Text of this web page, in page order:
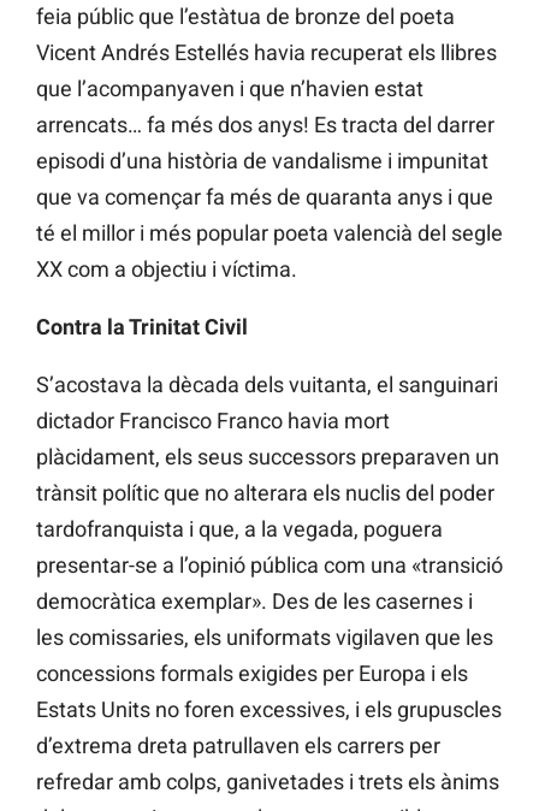
feia públic que l’estàtua de bronze del poeta
Vicent Andrés Estellés havia recuperat els llibres
que l’acompanyaven i que n’havien estat
arrencats… fa més dos anys! Es tracta del darrer
episodi d’una història de vandalisme i impunitat
que va començar fa més de quaranta anys i que
té el millor i més popular poeta valencià del segle
XX com a objectiu i víctima.
Contra la Trinitat Civil
S’acostava la dècada dels vuitanta, el sanguinari
dictador Francisco Franco havia mort
plàcidament, els seus successors preparaven un
trànsit polític que no alterara els nuclis del poder
tardofranquista i que, a la vegada, poguera
presentar-se a l’opinió pública com una «transició
democràtica exemplar». Des de les casernes i
les comissaries, els uniformats vigilaven que les
concessions formals exigides per Europa i els
Estats Units no foren excessives, i els grupuscles
d’extrema dreta patrullaven els carrers per
refredar amb colps, ganivetades i trets els ànims